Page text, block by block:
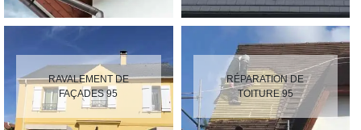
RAVALEMENT DE
FAÇADES 95
RÉPARATION DE
TOITURE 95